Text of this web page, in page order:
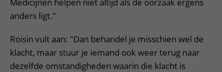
anders ligt."
Roisin vult aan: "Dan behandel je misschien wel de
klacht, maar stuur je iemand ook weer terug naar
dezelfde omstandigheden waarin die klacht is